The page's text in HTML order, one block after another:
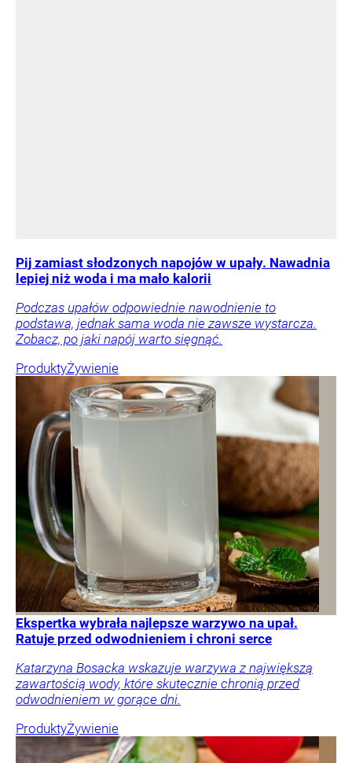
Pij zamiast słodzonych napojów w upały. Nawadnia
lepiej niż woda i ma mało kalorii
Podczas upałów odpowiednie nawodnienie to
podstawa, jednak sama woda nie zawsze wystarcza.
Zobacz, po jaki napój warto sięgnąć.
ProduktyŻywienie
Ekspertka wybrała najlepsze warzywo na upał.
Ratuje przed odwodnieniem i chroni serce
Katarzyna Bosacka wskazuje warzywa z największą
zawartością wody, które skutecznie chronią przed
odwodnieniem w gorące dni.
ProduktyŻywienie